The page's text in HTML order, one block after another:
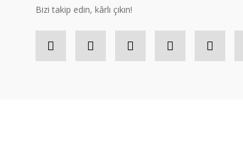
Bizi takip edin, kârlı çıkın!